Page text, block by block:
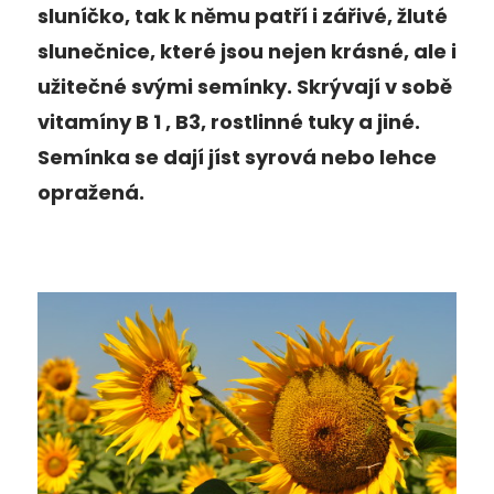
sluníčko, tak k němu patří i zářivé, žluté
slunečnice, které jsou nejen krásné, ale i
užitečné svými semínky. Skrývají v sobě
vitamíny B 1 , B3, rostlinné tuky a jiné.
Semínka se dají jíst syrová nebo lehce
opražená.